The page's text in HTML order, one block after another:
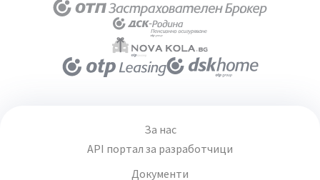
За нас
API портал за разработчици
Документи